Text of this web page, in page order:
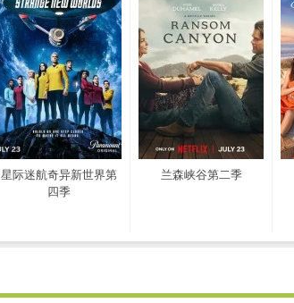
星际迷航奇异新世界第
四季
兰森峡谷第二季